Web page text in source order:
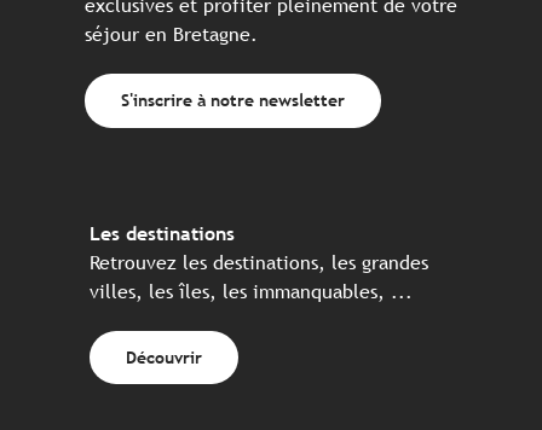
exclusives et profiter pleinement de votre
séjour en Bretagne.
S'inscrire à notre newsletter
Les destinations
Retrouvez les destinations, les grandes
villes, les îles, les immanquables, ...
Découvrir